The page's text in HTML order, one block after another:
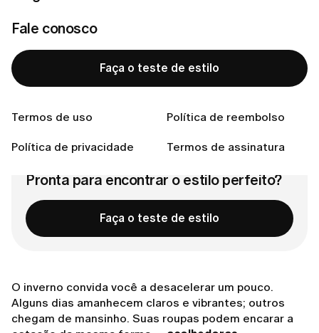
Fale conosco
Faça o teste de estilo
Termos de uso Política de reembolso
Política de privacidade Termos de assinatura
O inverno convida você a desacelerar um pouco.
Alguns dias amanhecem claros e vibrantes; outros
chegam de mansinho. Suas roupas podem encarar a
Camadas que acompanham seus movimentos
Calçados para os dias frios
Conecte-se conosco
Pronta para encontrar o estilo perfeito?
Faça o teste de estilo